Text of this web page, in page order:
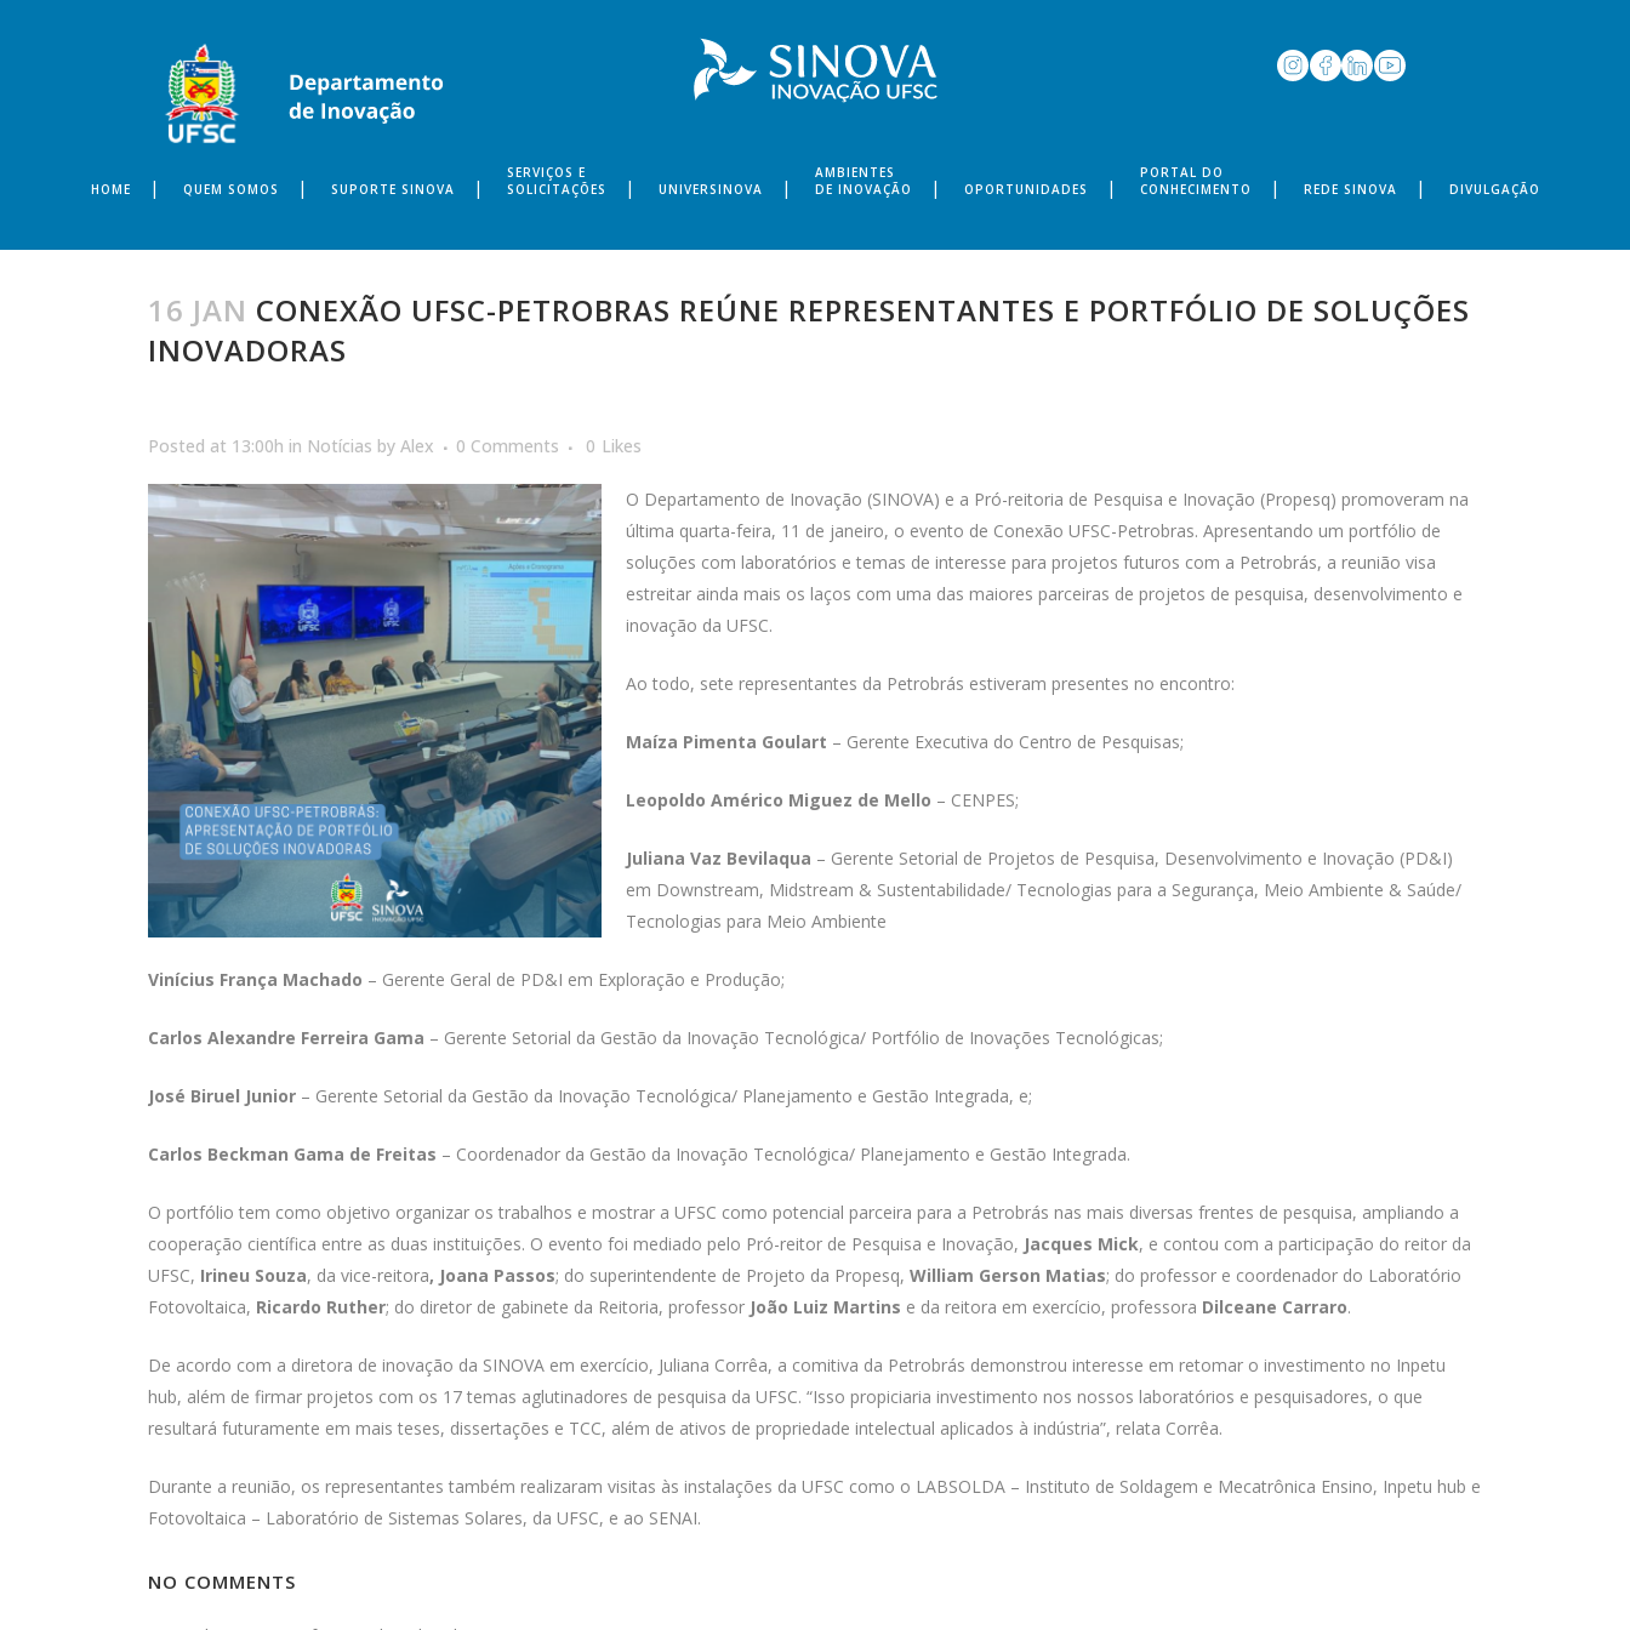
HOME QUEM SOMOS SUPORTE SINOVA
SERVIÇOS E
SOLICITAÇÕES
UNIVERSINOVA
AMBIENTES
DE INOVAÇÃO
OPORTUNIDADES
PORTAL DO
CONHECIMENTO
REDE SINOVA DIVULGAÇÃO
16 JAN CONEXÃO UFSC-PETROBRAS REÚNE REPRESENTANTES E PORTFÓLIO DE SOLUÇÕES
INOVADORAS
Posted at 13:00h in Notícias by Alex 0 Comments 0 Likes
O Departamento de Inovação (SINOVA) e a Pró-reitoria de Pesquisa e Inovação (Propesq) promoveram na
última quarta-feira, 11 de janeiro, o evento de Conexão UFSC-Petrobras. Apresentando um portfólio de
soluções com laboratórios e temas de interesse para projetos futuros com a Petrobrás, a reunião visa
estreitar ainda mais os laços com uma das maiores parceiras de projetos de pesquisa, desenvolvimento e
inovação da UFSC.
Ao todo, sete representantes da Petrobrás estiveram presentes no encontro:
Maíza Pimenta Goulart – Gerente Executiva do Centro de Pesquisas;
Leopoldo Américo Miguez de Mello – CENPES;
Juliana Vaz Bevilaqua – Gerente Setorial de Projetos de Pesquisa, Desenvolvimento e Inovação (PD&I)
em Downstream, Midstream & Sustentabilidade/ Tecnologias para a Segurança, Meio Ambiente & Saúde/
Tecnologias para Meio Ambiente
Vinícius França Machado – Gerente Geral de PD&I em Exploração e Produção;
Carlos Alexandre Ferreira Gama – Gerente Setorial da Gestão da Inovação Tecnológica/ Portfólio de Inovações Tecnológicas;
José Biruel Junior – Gerente Setorial da Gestão da Inovação Tecnológica/ Planejamento e Gestão Integrada, e;
Carlos Beckman Gama de Freitas – Coordenador da Gestão da Inovação Tecnológica/ Planejamento e Gestão Integrada.
O portfólio tem como objetivo organizar os trabalhos e mostrar a UFSC como potencial parceira para a Petrobrás nas mais diversas frentes de pesquisa, ampliando a
cooperação científica entre as duas instituições. O evento foi mediado pelo Pró-reitor de Pesquisa e Inovação, Jacques Mick, e contou com a participação do reitor da
UFSC, Irineu Souza, da vice-reitora, Joana Passos; do superintendente de Projeto da Propesq, William Gerson Matias; do professor e coordenador do Laboratório
Fotovoltaica, Ricardo Ruther; do diretor de gabinete da Reitoria, professor João Luiz Martins e da reitora em exercício, professora Dilceane Carraro.
De acordo com a diretora de inovação da SINOVA em exercício, Juliana Corrêa, a comitiva da Petrobrás demonstrou interesse em retomar o investimento no Inpetu
hub, além de firmar projetos com os 17 temas aglutinadores de pesquisa da UFSC. “Isso propiciaria investimento nos nossos laboratórios e pesquisadores, o que
resultará futuramente em mais teses, dissertações e TCC, além de ativos de propriedade intelectual aplicados à indústria”, relata Corrêa.
Durante a reunião, os representantes também realizaram visitas às instalações da UFSC como o LABSOLDA – Instituto de Soldagem e Mecatrônica Ensino, Inpetu hub e
Fotovoltaica – Laboratório de Sistemas Solares, da UFSC, e ao SENAI.
NO COMMENTS